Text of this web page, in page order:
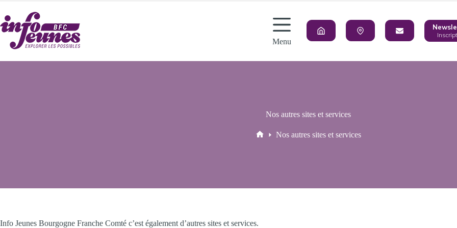
contenu
Menu
Nos autres sites et services
Nos autres sites et services
Info Jeunes Bourgogne Franche Comté c’est également d’autres sites et services.